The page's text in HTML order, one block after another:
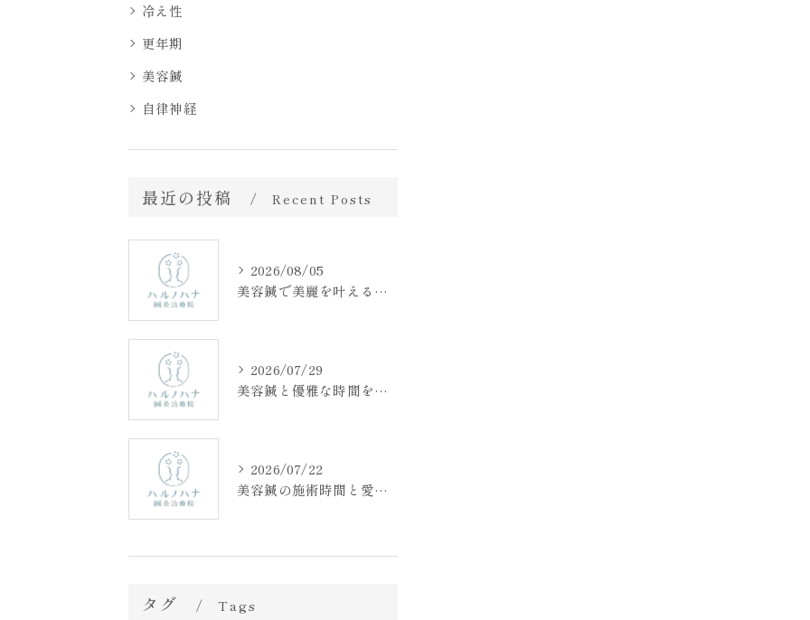
冷え性
更年期
美容鍼
自律神経
最近の投稿 Recent Posts
2026/08/05
美容鍼で美麗を叶える愛知県名古屋市の効果や料金相場と選び方
2026/07/29
美容鍼と優雅な時間を両立する効果と持続性の真実ガイド
2026/07/22
美容鍼の施術時間と愛知県名古屋市で失敗しない選び方ガイド
タグ Tags